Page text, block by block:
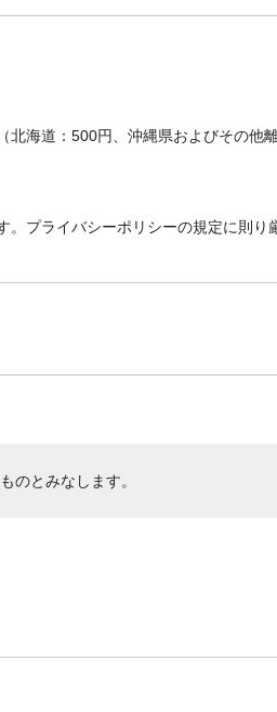
海道：500円、沖縄県およびその
プライバシーポリシーの規定に則り
のとみなします。